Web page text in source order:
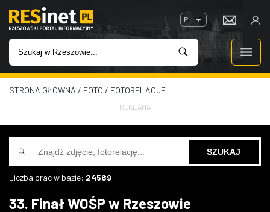
PL
WIADOMOŚCI
INWESTYCJE
IMPREZY
STRONA GŁÓWNA / FOTO / FOTORELACJE
REKLAMA
Liczba prac w bazie: 24589
33. Finał WOŚP w Rzeszowie